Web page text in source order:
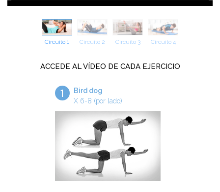
Circuito 1 Circuito 2 Circuito 3 Circuito 4
ACCEDE AL VÍDEO DE CADA EJERCICIO
1
Bird dog
X 6-8 (por lado)